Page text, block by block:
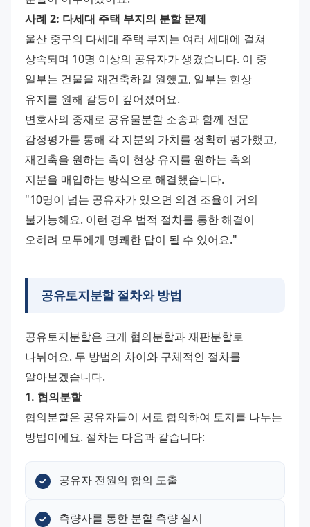
사례 2: 다세대 주택 부지의 분할 문제
울산 중구의 다세대 주택 부지는 여러 세대에 걸쳐
상속되며 10명 이상의 공유자가 생겼습니다. 이 중
일부는 건물을 재건축하길 원했고, 일부는 현상
유지를 원해 갈등이 깊어졌어요.
변호사의 중재로 공유물분할 소송과 함께 전문
감정평가를 통해 각 지분의 가치를 정확히 평가했고,
재건축을 원하는 측이 현상 유지를 원하는 측의
지분을 매입하는 방식으로 해결했습니다.
"10명이 넘는 공유자가 있으면 의견 조율이 거의
불가능해요. 이런 경우 법적 절차를 통한 해결이
오히려 모두에게 명쾌한 답이 될 수 있어요."
공유토지분할 절차와 방법
공유토지분할은 크게 협의분할과 재판분할로
나뉘어요. 두 방법의 차이와 구체적인 절차를
알아보겠습니다.
1. 협의분할
협의분할은 공유자들이 서로 합의하여 토지를 나누는
방법이에요. 절차는 다음과 같습니다:
공유자 전원의 합의 도출
측량사를 통한 분할 측량 실시